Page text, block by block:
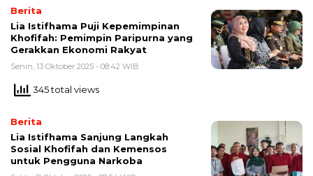
Berita
Lia Istifhama Puji Kepemimpinan
Khofifah: Pemimpin Paripurna yang
Gerakkan Ekonomi Rakyat
Senin, 13 Oktober 2025 - 08:42 WIB
345 total views
Berita
Lia Istifhama Sanjung Langkah
Sosial Khofifah dan Kemensos
untuk Pengguna Narkoba